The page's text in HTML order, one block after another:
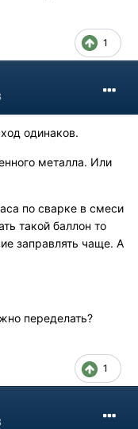
1
одинаков.
металла. Или
по сварке в смеси
такой баллон то
заправлять чаще. А
переделать?
1